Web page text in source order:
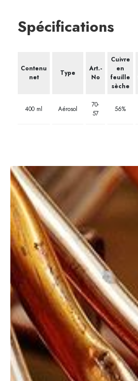
Spécifications
Contenu
net
Type
Art.-
No
Cuivre
en
feuille
sèche
400 ml Aérosol
70-
57
56%